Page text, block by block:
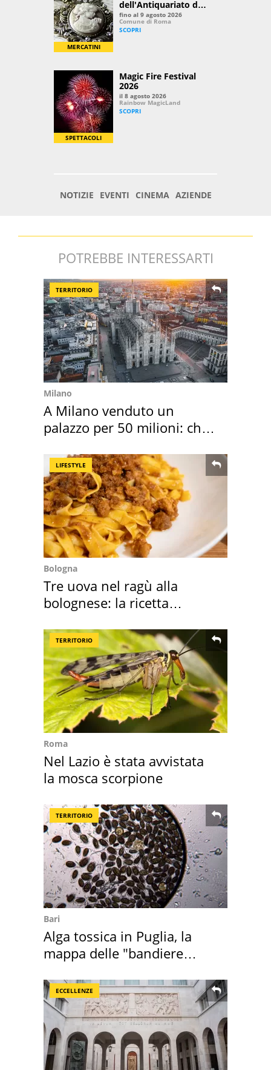
POTREBBE INTERESSARTI
TERRITORIO
Milano
A Milano venduto un
palazzo per 50 milioni: chi
LIFESTYLE
Bologna
Tre uova nel ragù alla
bolognese: la ricetta
TERRITORIO
Roma
Nel Lazio è stata avvistata
la mosca scorpione
TERRITORIO
Bari
Alga tossica in Puglia, la
mappa delle "bandiere
ECCELLENZE